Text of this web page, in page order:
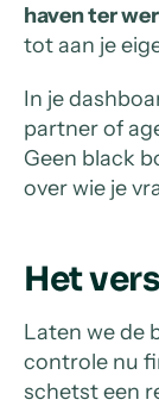
haven ter
tot aan je
In je
partner of
Geen black
over wie je
Het
Laten we de
controle nu
schetst een